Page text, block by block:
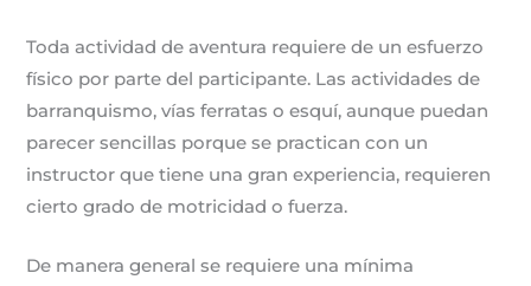
Toda actividad de aventura requiere de un esfuerzo
físico por parte del participante. Las actividades de
barranquismo, vías ferratas o esquí, aunque puedan
parecer sencillas porque se practican con un
instructor que tiene una gran experiencia, requieren
cierto grado de motricidad o fuerza.
De manera general se requiere una mínima